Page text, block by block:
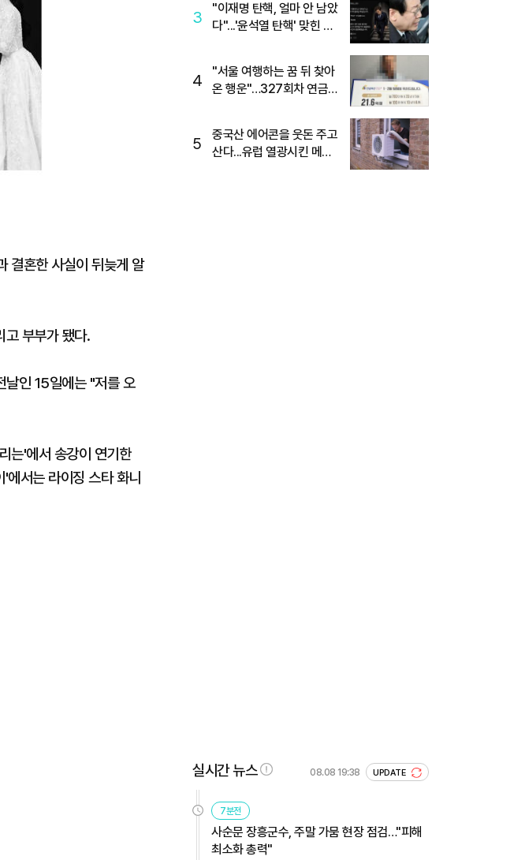
결혼한 사실이 뒤늦게 알
고 부부가 됐다.
날인 15일에는 "저를 오
는'에서 송강이 연기한
서는 라이징 스타 화니
3
"이재명 탄핵, 얼마 안 남았
다"...'윤석열 탄핵' 맞힌 무
4
"서울 여행하는 꿈 뒤 찾아
온 행운"…327회차 연금
5
중국산 에어콘을 웃돈 주고
산다...유럽 열광시킨 메이
실시간 뉴스 08.08 19:38 UPDATE
7분전
사순문 장흥군수, 주말 가뭄 현장 점검…"피해
최소화 총력"